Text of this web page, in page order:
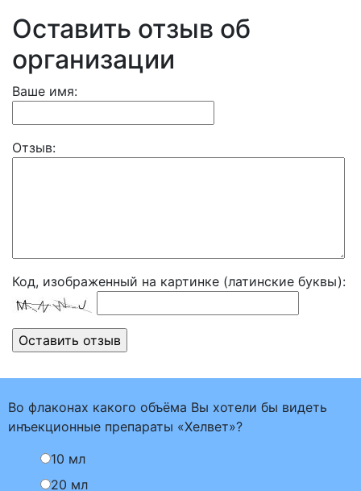
Оставить отзыв об
организации
Ваше имя:
Отзыв:
Код, изображенный на картинке (латинские буквы):
Во флаконах какого объёма Вы хотели бы видеть
инъекционные препараты «Хелвет»?
10 мл
20 мл